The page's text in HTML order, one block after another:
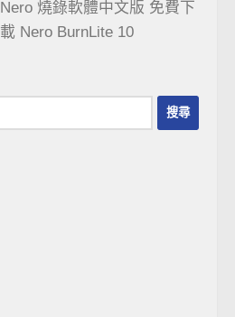
Nero 燒錄軟體中文版 免費下
載 Nero BurnLite 10